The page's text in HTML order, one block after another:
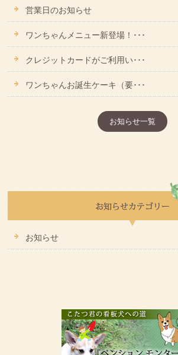
営業日のお知らせ
ワンちゃんメニュー新登場！･･･
クレジットカードがご利用い･･･
ワンちゃんお誕生ケーキ（要･･･
お知らせ一覧
お知らせ